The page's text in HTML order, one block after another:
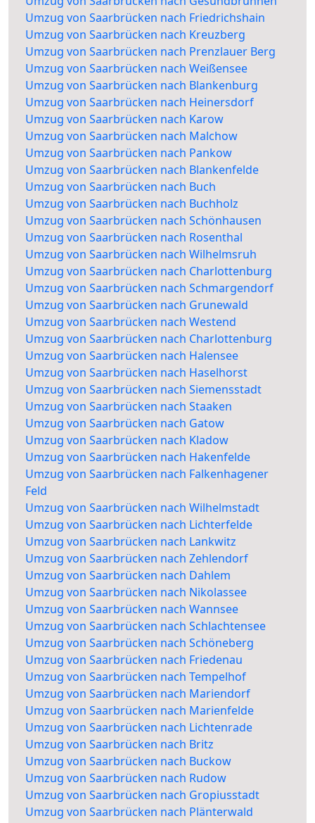
Umzug von Saarbrücken nach Friedrichshain
Umzug von Saarbrücken nach Kreuzberg
Umzug von Saarbrücken nach Prenzlauer Berg
Umzug von Saarbrücken nach Weißensee
Umzug von Saarbrücken nach Blankenburg
Umzug von Saarbrücken nach Heinersdorf
Umzug von Saarbrücken nach Karow
Umzug von Saarbrücken nach Malchow
Umzug von Saarbrücken nach Pankow
Umzug von Saarbrücken nach Blankenfelde
Umzug von Saarbrücken nach Buch
Umzug von Saarbrücken nach Buchholz
Umzug von Saarbrücken nach Schönhausen
Umzug von Saarbrücken nach Rosenthal
Umzug von Saarbrücken nach Wilhelmsruh
Umzug von Saarbrücken nach Charlottenburg
Umzug von Saarbrücken nach Schmargendorf
Umzug von Saarbrücken nach Grunewald
Umzug von Saarbrücken nach Westend
Umzug von Saarbrücken nach Charlottenburg
Umzug von Saarbrücken nach Halensee
Umzug von Saarbrücken nach Haselhorst
Umzug von Saarbrücken nach Siemensstadt
Umzug von Saarbrücken nach Staaken
Umzug von Saarbrücken nach Gatow
Umzug von Saarbrücken nach Kladow
Umzug von Saarbrücken nach Hakenfelde
Umzug von Saarbrücken nach Falkenhagener
Feld
Umzug von Saarbrücken nach Wilhelmstadt
Umzug von Saarbrücken nach Lichterfelde
Umzug von Saarbrücken nach Lankwitz
Umzug von Saarbrücken nach Zehlendorf
Umzug von Saarbrücken nach Dahlem
Umzug von Saarbrücken nach Nikolassee
Umzug von Saarbrücken nach Wannsee
Umzug von Saarbrücken nach Schlachtensee
Umzug von Saarbrücken nach Schöneberg
Umzug von Saarbrücken nach Friedenau
Umzug von Saarbrücken nach Tempelhof
Umzug von Saarbrücken nach Mariendorf
Umzug von Saarbrücken nach Marienfelde
Umzug von Saarbrücken nach Lichtenrade
Umzug von Saarbrücken nach Britz
Umzug von Saarbrücken nach Buckow
Umzug von Saarbrücken nach Rudow
Umzug von Saarbrücken nach Gropiusstadt
Umzug von Saarbrücken nach Plänterwald